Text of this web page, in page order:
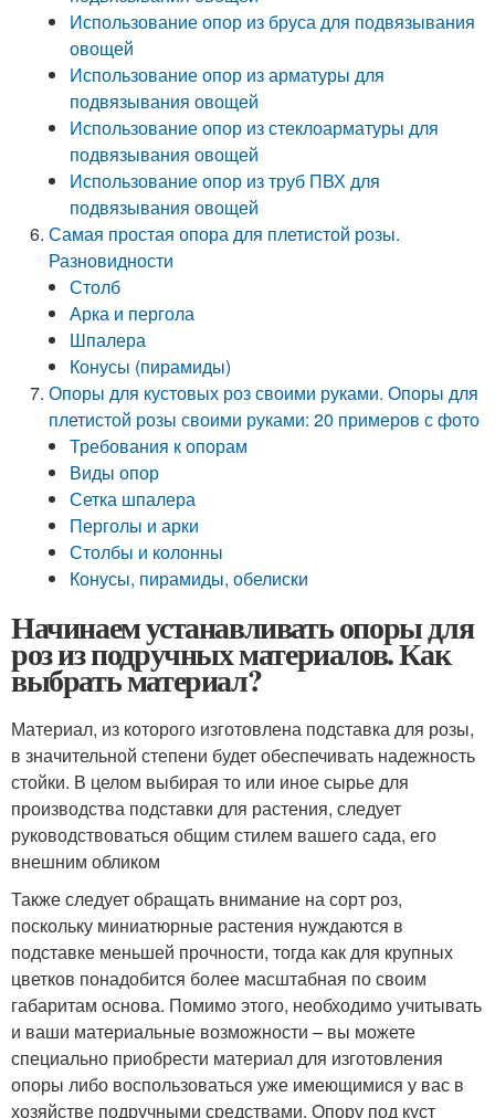
Использование опор из бруса для подвязывания
овощей
Использование опор из арматуры для
подвязывания овощей
Использование опор из стеклоарматуры для
подвязывания овощей
Использование опор из труб ПВХ для
подвязывания овощей
Самая простая опора для плетистой розы.
Разновидности
Столб
Арка и пергола
Шпалера
Конусы (пирамиды)
Опоры для кустовых роз своими руками. Опоры для
плетистой розы своими руками: 20 примеров с фото
Требования к опорам
Виды опор
Сетка шпалера
Перголы и арки
Столбы и колонны
Конусы, пирамиды, обелиски
Начинаем устанавливать опоры для
роз из подручных материалов. Как
выбрать материал?
Материал, из которого изготовлена подставка для розы,
в значительной степени будет обеспечивать надежность
стойки. В целом выбирая то или иное сырье для
производства подставки для растения, следует
руководствоваться общим стилем вашего сада, его
внешним обликом
Также следует обращать внимание на сорт роз,
поскольку миниатюрные растения нуждаются в
подставке меньшей прочности, тогда как для крупных
цветков понадобится более масштабная по своим
габаритам основа. Помимо этого, необходимо учитывать
и ваши материальные возможности – вы можете
специально приобрести материал для изготовления
опоры либо воспользоваться уже имеющимися у вас в
хозяйстве подручными средствами. Опору под куст